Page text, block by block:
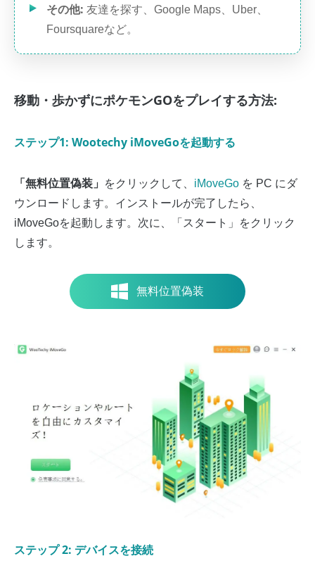
その他: 友達を探す、Google Maps、Uber、
Foursquareなど。
移動・歩かずにポケモンGOをプレイする方法:
ステップ1: Wootechy iMoveGoを起動する
「無料位置偽装」 をクリックして、 iMoveGo を PC にダ
ウンロードします。インストールが完了したら、
iMoveGoを起動します。次に、「スタート」をクリック
します。
無料位置偽装
ステップ 2: デバイスを接続